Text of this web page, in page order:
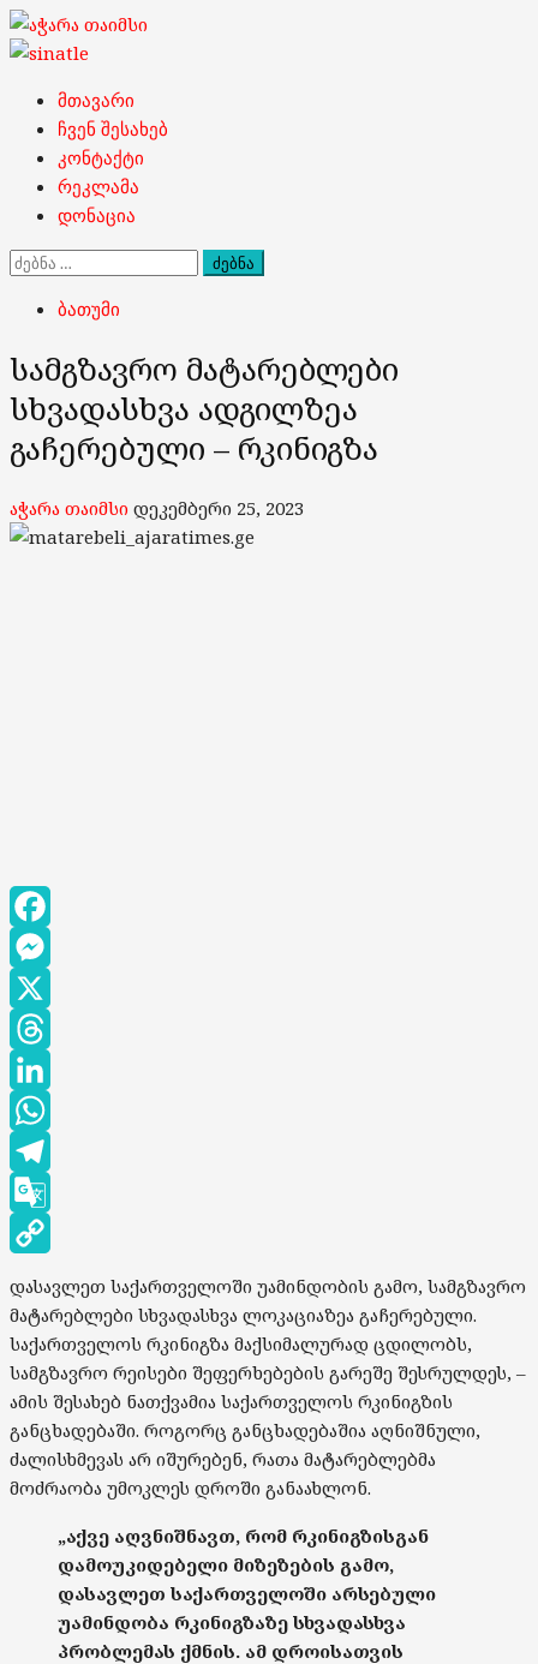
Skip
to
Primary
Menu
მთავარი
ჩვენ შესახებ
კონტაქტი
რეკლამა
დონაცია
ძებნა:
ბათუმი
სამგზავრო მატარებლები
სხვადასხვა ადგილზეა
გაჩერებული – რკინიგზა
აჭარა თაიმსი დეკემბერი 25, 2023
Facebook
Messenger
X
Threads
LinkedIn
WhatsApp
Telegram
Google
Translate
Copy
Link
დასავლეთ საქართველოში უამინდობის გამო, სამგზავრო
მატარებლები სხვადასხვა ლოკაციაზეა გაჩერებული.
საქართველოს რკინიგზა მაქსიმალურად ცდილობს,
სამგზავრო რეისები შეფერხებების გარეშე შესრულდეს, –
ამის შესახებ ნათქვამია საქართველოს რკინიგზის
განცხადებაში. როგორც განცხადებაშია აღნიშნული,
ძალისხმევას არ იშურებენ, რათა მატარებლებმა
მოძრაობა უმოკლეს დროში განაახლონ.
„აქვე აღვნიშნავთ, რომ რკინიგზისგან
დამოუკიდებელი მიზეზების გამო,
დასავლეთ საქართველოში არსებული
უამინდობა რკინიგზაზე სხვადასხვა
პრობლემას ქმნის. ამ დროისათვის